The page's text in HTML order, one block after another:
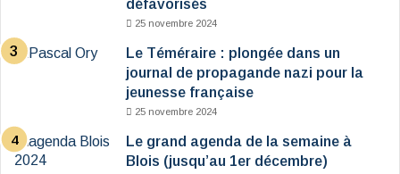
défavorisés
25 novembre 2024
Le Téméraire : plongée dans un
journal de propagande nazi pour la
jeunesse française
25 novembre 2024
Le grand agenda de la semaine à
Blois (jusqu’au 1er décembre)